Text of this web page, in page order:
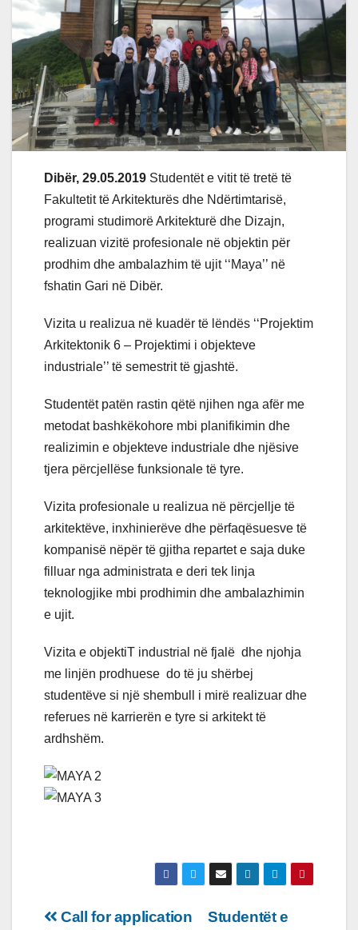
Dibër, 29.05.2019 Studentët e vitit të tretë të
Fakultetit të Arkitekturës dhe Ndërtimtarisë,
programi studimorë Arkitekturë dhe Dizajn,
realizuan vizitë profesionale në objektin për
prodhim dhe ambalazhim të ujit ‘‘Maya’’ në
fshatin Gari në Dibër.
Vizita u realizua në kuadër të lëndës ‘‘Projektim
Arkitektonik 6 – Projektimi i objekteve
industriale’’ të semestrit të gjashtë.
Studentët patën rastin qëtë njihen nga afër me
metodat bashkëkohore mbi planifikimin dhe
realizimin e objekteve industriale dhe njësive
tjera përcjellëse funksionale të tyre.
Vizita profesionale u realizua në përcjellje të
arkitektëve, inxhinierëve dhe përfaqësuesve të
kompanisë nëpër të gjitha repartet e saja duke
filluar nga administrata e deri tek linja
teknologjike mbi prodhimin dhe ambalazhimin
e ujit.
Vizita e objektiT industrial në fjalë dhe njohja
me linjën prodhuese do të ju shërbej
studentëve si një shembull i mirë realizuar dhe
referues në karrierën e tyre si arkitekt të
ardhshëm.
Lëvizje
Studentët e
Call for application